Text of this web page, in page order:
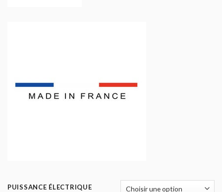
PUISSANCE ÉLECTRIQUE